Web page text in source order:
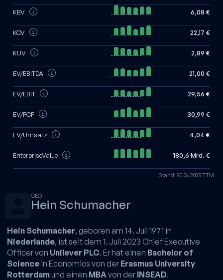
KBV 6,08 €
KCV 22,17 €
KUV 2,89 €
EV/EBITDA 21,00 €
EV/EBIT 29,56 €
EV/FCF 30,99 €
EV/Umsatz 4,04 €
EnterpriseValue 180,6 Mrd. €
Stand: 30.06.2025 TTM
CEO
Hein Schumacher
Hein Schumacher, geboren am 14. Juli 1971 in
Niederlande, ist seit dem 1. Juli 2023 Chief Executive
Officer von Unilever PLC. Er hat einen Bachelor of
Science in Economics von der Erasmus University
Rotterdamund einen MBAvon der INSEAD.